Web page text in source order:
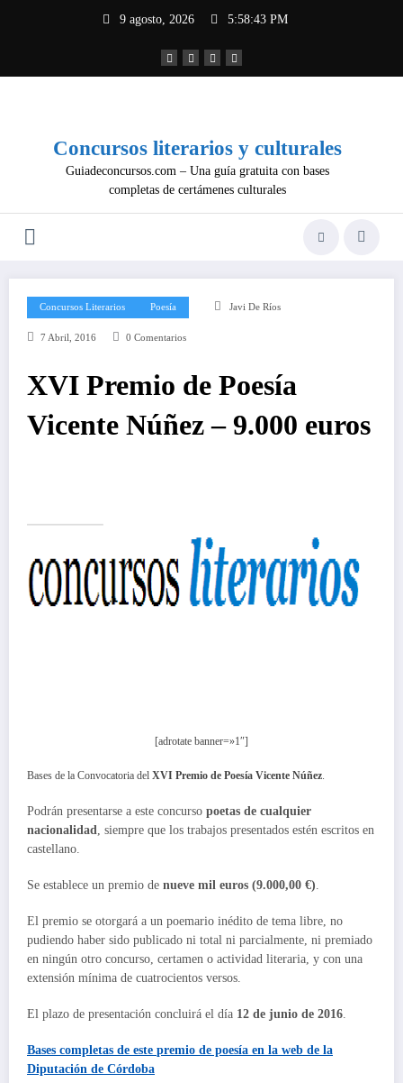
9 agosto, 2026 5:58:43 PM
Concursos literarios y culturales
Guiadeconcursos.com – Una guía gratuita con bases
completas de certámenes culturales
Concursos Literarios Poesía Javi De Ríos
7 Abril, 2016 0 Comentarios
XVI Premio de Poesía
Vicente Núñez – 9.000 euros
[adrotate banner=»1″]
Bases de la Convocatoria del XVI Premio de Poesía Vicente Núñez
Podrán presentarse a este concurso poetas de cualquier
nacionalidad , siempre que los trabajos presentados estén escritos en
castellano.
Se establece un premio de nueve mil euros (9.000,00 €)
El premio se otorgará a un poemario inédito de tema libre, no
pudiendo haber sido publicado ni total ni parcialmente, ni premiado
en ningún otro concurso, certamen o actividad literaria, y con una
extensión mínima de cuatrocientos versos.
El plazo de presentación concluirá el día 12 de junio de 2016.
Bases completas de este premio de poesía en la web de la
Diputación de Córdoba